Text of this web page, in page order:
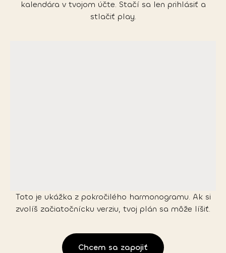
kalendára v tvojom účte. Stačí sa len prihlásiť a
stlačiť play.
Toto je ukážka z pokročilého harmonogramu. Ak si
zvolíš začiatočnícku verziu, tvoj plán sa môže líšiť.
Chcem sa zapojiť